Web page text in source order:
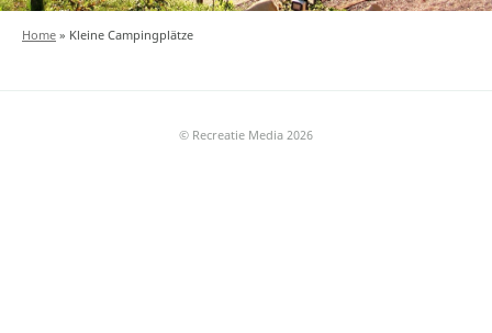
Home » Kleine Campingplätze
© Recreatie Media 2026